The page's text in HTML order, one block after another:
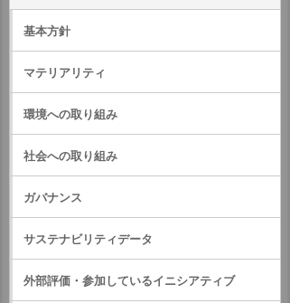
基本方針
マテリアリティ
環境への取り組み
社会への取り組み
ガバナンス
サステナビリティデータ
外部評価・参加しているイニシアティブ